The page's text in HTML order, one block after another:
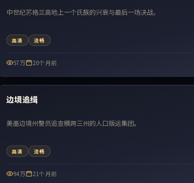
中世纪苏格兰高地上一个氏族的兴衰与最后一场决战。
高清 流畅
57万 20个月前
最新
边境追缉
美墨边境州警员追查横跨三州的人口贩运集团。
高清 流畅
94万 21个月前